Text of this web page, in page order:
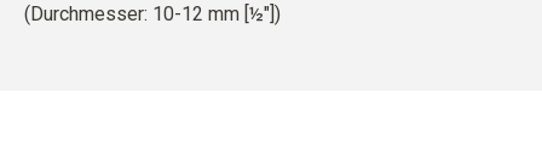
(Durchmesser: 10-12 mm [½"])